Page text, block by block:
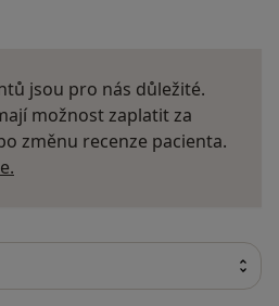
jsou pro nás důležité.
možnost zaplatit za
změnu recenze pacienta.